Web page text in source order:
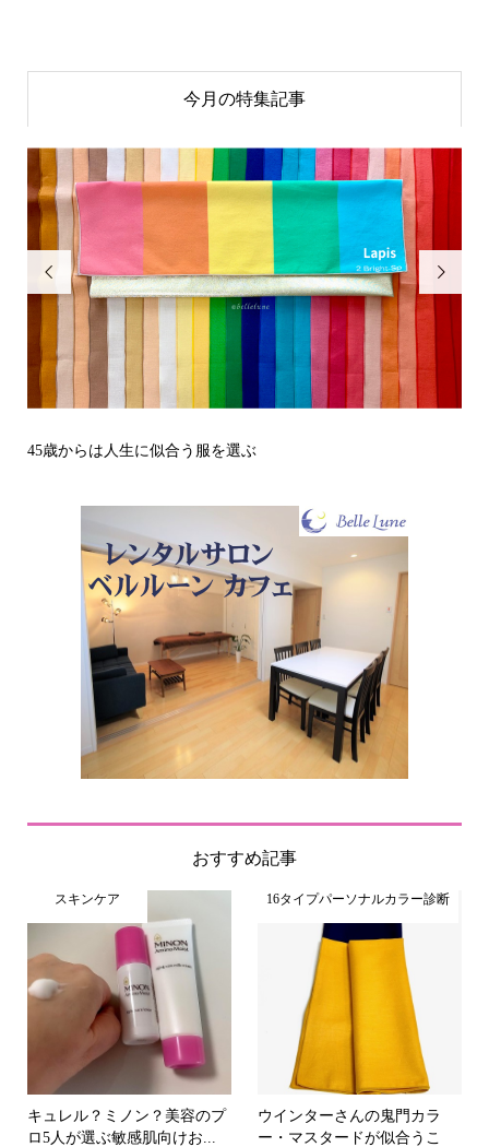
今月の特集記事

その立場で信頼される見た目にするには？〜予告編〜

おすすめ記事
スキンケア
キュレル？ミノン？美容のプ
ロ5人が選ぶ敏感肌向けお...
16タイプパーソナルカラー診断
ウインターさんの鬼門カラ
ー・マスタードが似合うこ